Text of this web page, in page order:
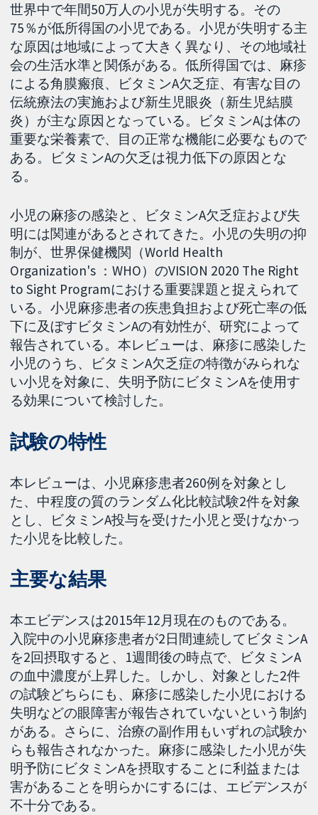
世界中で年間50万人の小児が失明する。その
75％が低所得国の小児である。小児が失明する主
な原因は地域によって大きく異なり、その地域社
会の生活水準と関係がある。低所得国では、麻疹
による角膜瘢痕、ビタミンA欠乏症、有害な目の
伝統療法の実施および新生児眼炎（新生児結膜
炎）が主な原因となっている。ビタミンAは体の
重要な栄養素で、目の正常な機能に必要なもので
ある。ビタミンAの欠乏は視力低下の原因とな
る。
小児の麻疹の感染と、ビタミンA欠乏症および失
明には関連があるとされてきた。小児の失明の抑
制が、世界保健機関（World Health
Organization's ：WHO）のVISION 2020 The Right
to Sight Programにおける重要課題と捉えられて
いる。小児麻疹患者の疾患負担および死亡率の低
下に及ぼすビタミンAの有効性が、研究によって
報告されている。本レビューは、麻疹に感染した
小児のうち、ビタミンA欠乏症の特徴がみられな
い小児を対象に、失明予防にビタミンAを使用す
る効果について検討した。
試験の特性
本レビューは、小児麻疹患者260例を対象とし
た、中程度の質のランダム化比較試験2件を対象
とし、ビタミンA投与を受けた小児と受けなかっ
た小児を比較した。
主要な結果
本エビデンスは2015年12月現在のものである。
入院中の小児麻疹患者が2日間連続してビタミンA
を2回摂取すると、1週間後の時点で、ビタミンA
の血中濃度が上昇した。しかし、対象とした2件
の試験どちらにも、麻疹に感染した小児における
失明などの眼障害が報告されていないという制約
がある。さらに、治療の副作用もいずれの試験か
らも報告されなかった。麻疹に感染した小児が失
明予防にビタミンAを摂取することに利益または
害があることを明らかにするには、エビデンスが
不十分である。